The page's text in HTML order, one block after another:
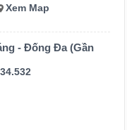
Xem Map
- Đống Đa (Gần